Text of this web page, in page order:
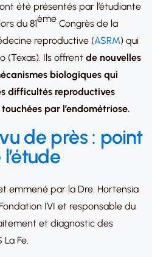
été présentés par l’étudiante
du 81ème Congrès de la
reproductive (ASRM) qui
(Texas). Ils offrent de nouvelles
biologiques qui
difficultés reproductives
par l’endométriose.
de près : point
emmené par la Dre. Hortensia
IVI et responsable du
et diagnostic des
La Fe.